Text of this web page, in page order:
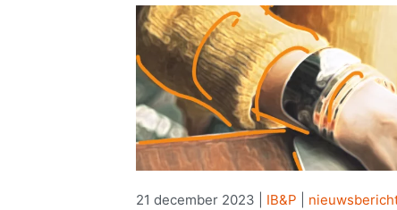
21 december 2023 IB&P